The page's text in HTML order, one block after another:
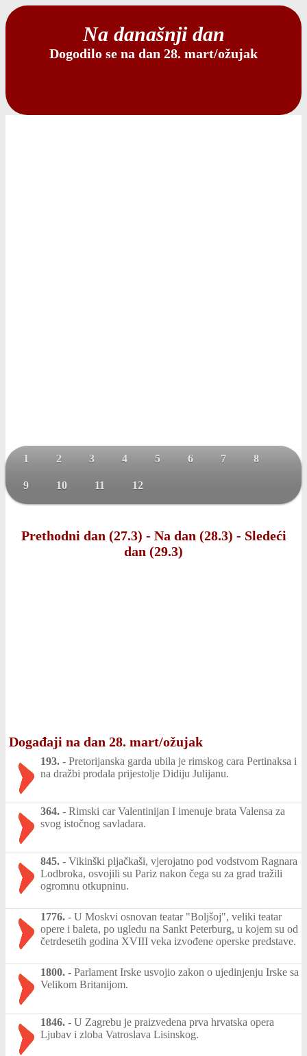
Na današnji dan
Dogodilo se na dan 28. mart/ožujak
1 2 3 4 5 6 7 8
9 10 11 12
Prethodni dan (27.3) - Na dan (28.3) - Sledeći
dan (29.3)
Događaji na dan 28. mart/ožujak
193. - Pretorijanska garda ubila je rimskog cara Pertinaksa i
na dražbi prodala prijestolje Didiju Julijanu.
364. - Rimski car Valentinijan I imenuje brata Valensa za
svog istočnog savladara.
845. - Vikinški pljačkaši, vjerojatno pod vodstvom Ragnara
Lodbroka, osvojili su Pariz nakon čega su za grad tražili
ogromnu otkupninu.
1776. - U Moskvi osnovan teatar "Boljšoj", veliki teatar
opere i baleta, po ugledu na Sankt Peterburg, u kojem su od
četrdesetih godina XVIII veka izvođene operske predstave.
1800. - Parlament Irske usvojio zakon o ujedinjenju Irske sa
Velikom Britanijom.
1846. - U Zagrebu je praizvedena prva hrvatska opera
Ljubav i zloba Vatroslava Lisinskog.